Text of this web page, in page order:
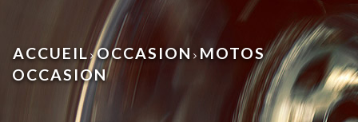
ACCUEIL OCCASION
MOTOS
OCCASION